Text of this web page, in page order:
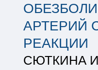
АРТЕРИЙ
РЕАКЦИИ
СЮТКИНА